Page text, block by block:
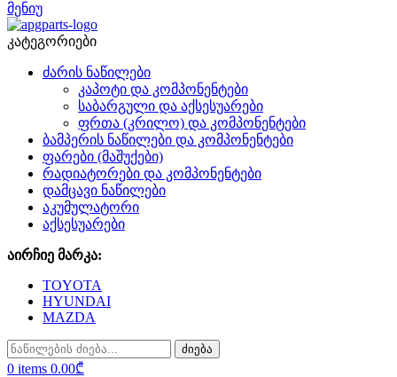
მენიუ
კატეგორიები
ძარის ნაწილები
კაპოტი და კომპონენტები
საბარგული და აქსესუარები
ფრთა (კრილო) და კომპონენტები
ბამპერის ნაწილები და კომპონენტები
ფარები (მაშუქები)
რადიატორები და კომპონენტები
დამცავი ნაწილები
აკუმულატორი
აქსესუარები
აირჩიე მარკა:
TOYOTA
HYUNDAI
MAZDA
ძიება
0 items 0.00₾